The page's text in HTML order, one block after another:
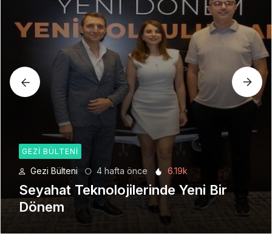
GEZI BÜLTENI
Gezi Bülteni 1 ay önce 8.94k
Manevi Yolculukta Yeni Dönem